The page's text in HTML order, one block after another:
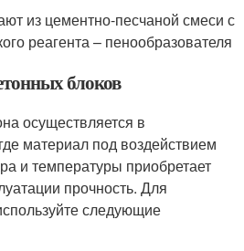
из цементно-песчаной смеси с
реагента – пенообразователя
блоков
осуществляется в
материал под воздействием
и температуры приобретает
прочность. Для
следующие